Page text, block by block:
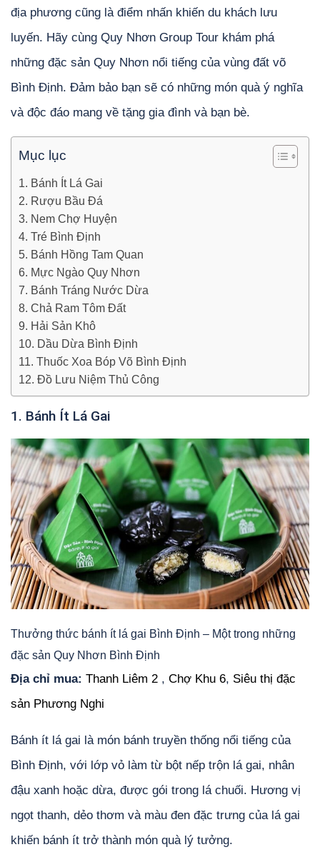
địa phương cũng là điểm nhấn khiến du khách lưu
luyến. Hãy cùng Quy Nhơn Group Tour khám phá
những đặc sản Quy Nhơn nổi tiếng của vùng đất võ
Bình Định. Đảm bảo bạn sẽ có những món quà ý nghĩa
và độc đáo mang về tặng gia đình và bạn bè.
Mục lục
1. Bánh Ít Lá Gai
2. Rượu Bầu Đá
3. Nem Chợ Huyện
4. Tré Bình Định
5. Bánh Hồng Tam Quan
6. Mực Ngào Quy Nhơn
7. Bánh Tráng Nước Dừa
8. Chả Ram Tôm Đất
9. Hải Sản Khô
10. Dầu Dừa Bình Định
11. Thuốc Xoa Bóp Võ Bình Định
12. Đồ Lưu Niệm Thủ Công
1. Bánh Ít Lá Gai
Thưởng thức bánh ít lá gai Bình Định – Một trong những
đặc sản Quy Nhơn Bình Định
Địa chỉ mua: Thanh Liêm 2 , Chợ Khu 6, Siêu thị đặc
sản Phương Nghi
Bánh ít lá gai là món bánh truyền thống nổi tiếng của
Bình Định, với lớp vỏ làm từ bột nếp trộn lá gai, nhân
đậu xanh hoặc dừa, được gói trong lá chuối. Hương vị
ngọt thanh, dẻo thơm và màu đen đặc trưng của lá gai
khiến bánh ít trở thành món quà lý tưởng.